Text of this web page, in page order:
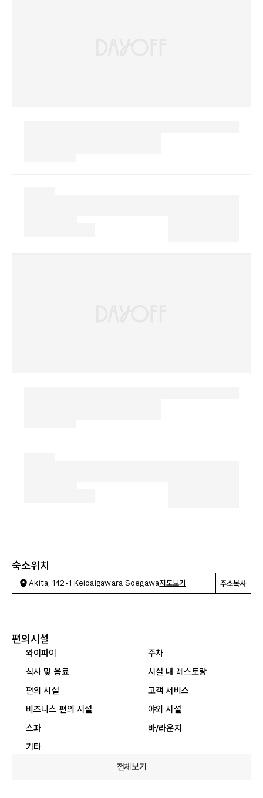
숙소위치
Akita, 142-1 Keidaigawara Soegawa지도보기 주소복사
편의시설
와이파이
주차
식사 및 음료
시설 내 레스토랑
편의 시설
고객 서비스
비즈니스 편의 시설
야외 시설
스파
바/라운지
기타
전체보기